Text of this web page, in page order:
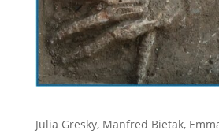
Julia Gresky, Manfred Bietak,